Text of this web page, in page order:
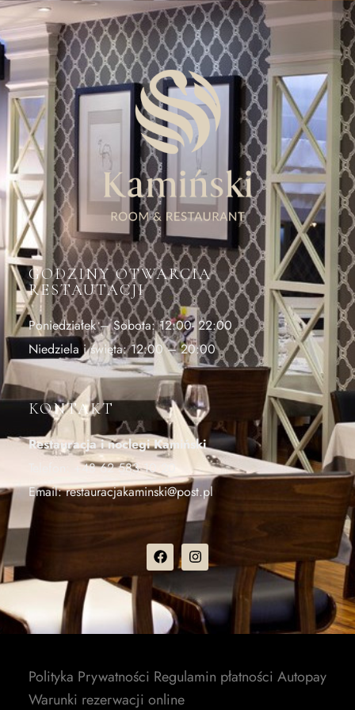
GODZINY OTWARCIA
RESTAUTACJI
Poniedziałek – Sobota: 12:00- 22:00
Niedziela i święta: 12:00 – 20:00
KONTAKT
Restauracja i noclegi Kamiński
+48 62 583 10 20
Email:restauracjakaminski@post.pl
Polityka Prywatności Regulamin płatności Autopay
Warunki rezerwacji online